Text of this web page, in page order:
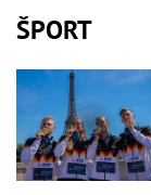
ŠPORT